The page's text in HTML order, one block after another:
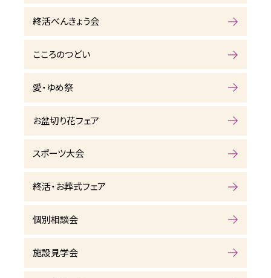
終活べんきょう会
こころのつどい
愛・ゆめ祭
お盆切り花フェア
スポーツ大会
終活・お葬式フェア
個別相談会
施設見学会